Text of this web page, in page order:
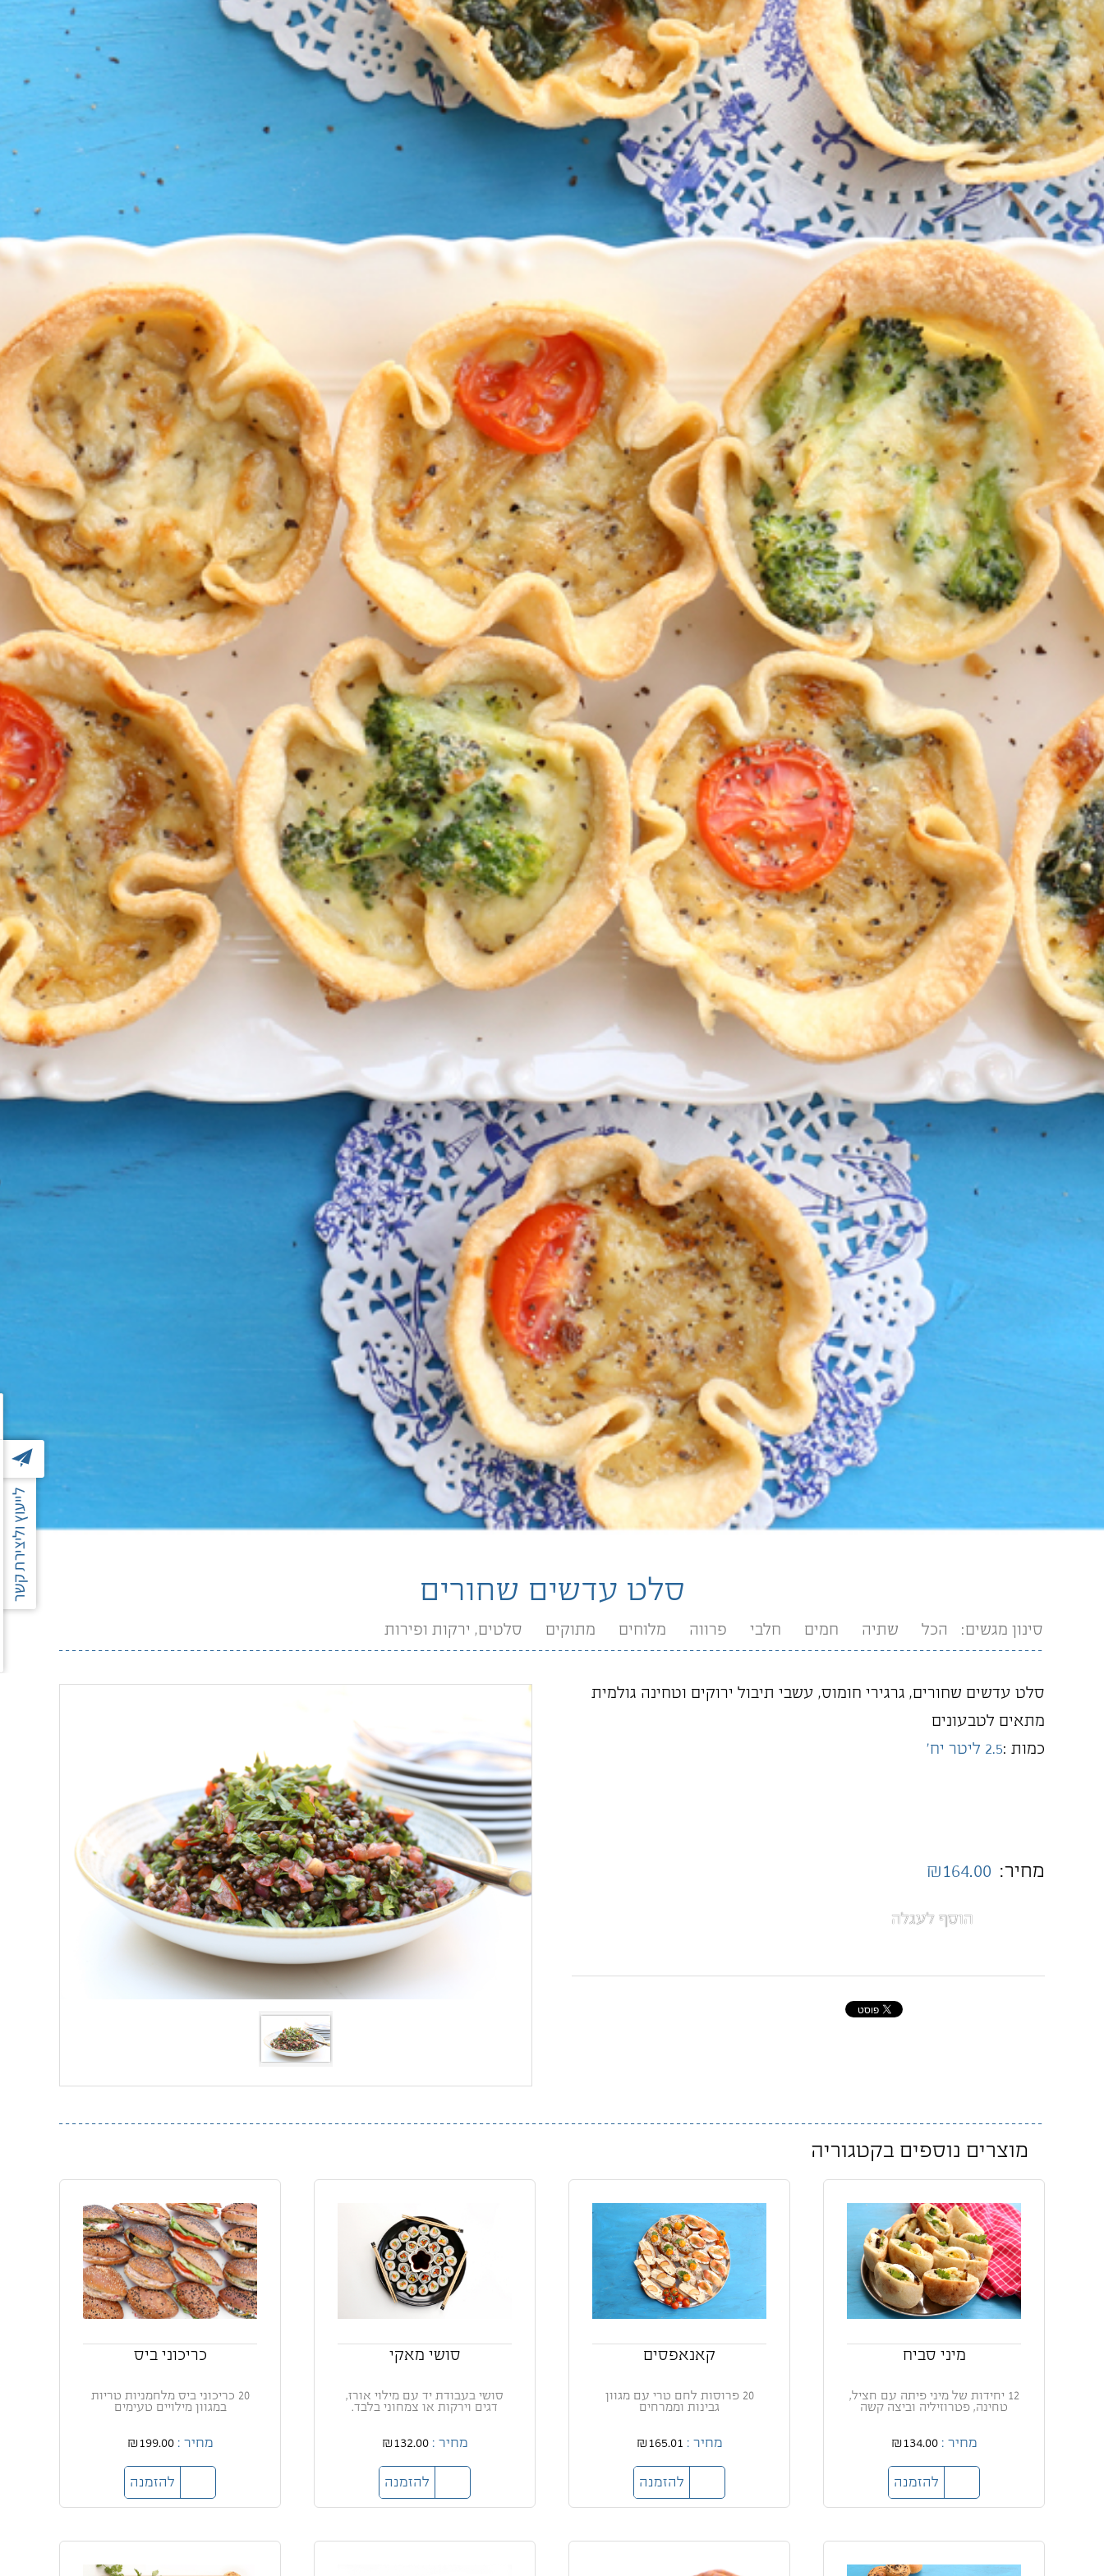
סלט עדשים שחורים
סינון מגשים: הכל שתיה חמים חלבי פרווה מלוחים מתוקים סלטים, ירקות ופירות
סלט עדשים שחורים, גרגירי חומוס, עשבי תיבול ירוקים וטחינה גולמית
מתאים לטבעונים
כמות :2.5 ליטר יח'
מחיר: ₪164.00
הוסף לעגלה
מוצרים נוספים בקטגוריה
מיני סביח
12 יחידות של מיני פיתה עם חציל,
טחינה, פטרוזיליה וביצה קשה
מחיר :₪134.00
להזמנה
קאנאפסים
20 פרוסות לחם טרי עם מגוון
גבינות וממרחים
מחיר : ₪165.01
להזמנה
סושי מאקי
סושי בעבודת יד עם מילוי אורז,
דגים וירקות או צמחוני בלבד.
מחיר :₪132.00
להזמנה
כריכוני ביס
20 כריכוני ביס מלחמניות טריות
במגוון מילויים טעימים
מחיר :₪199.00
להזמנה